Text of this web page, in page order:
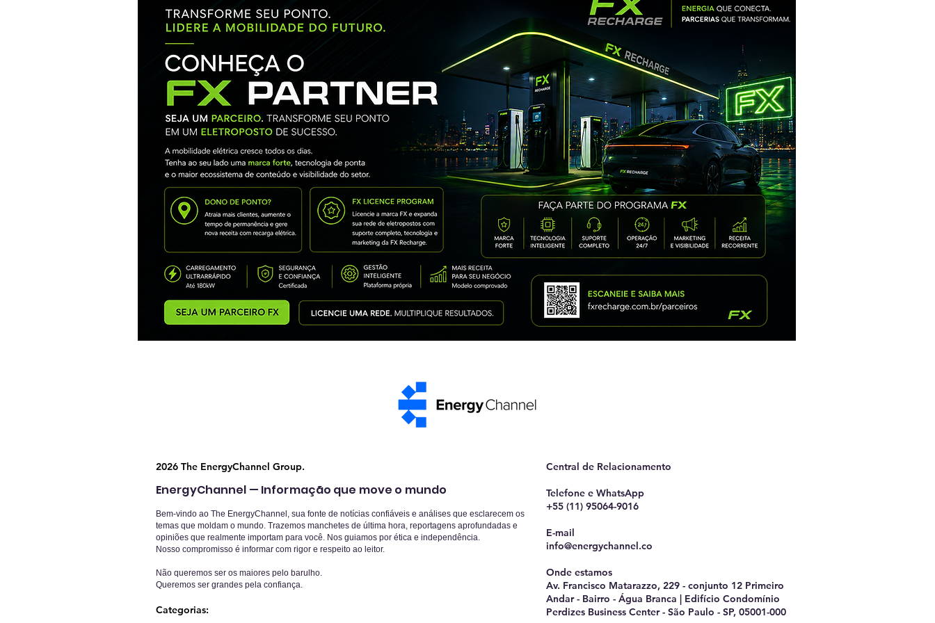
2026 The EnergyChannel Group.
EnergyChannel — Informação que move o mundo
Bem-vindo ao The EnergyChannel, sua fonte de notícias confiáveis e análises que esclarecem os
temas que moldam o mundo. Trazemos manchetes de última hora, reportagens aprofundadas e
opiniões que realmente importam para você. Nos guiamos por ética e independência.
Nosso compromisso é informar com rigor e respeito ao leitor.
Não queremos ser os maiores pelo barulho.
Queremos ser grandes pela confiança.
Categorias:
Central de Relacionamento
Telefone e WhatsApp
+55 (11) 95064-9016
E-mail
info@energychannel.co
Onde estamos
Av. Francisco Matarazzo, 229 - conjunto 12 Primeiro
Andar - Bairro - Água Branca | Edifício Condomínio
Perdizes Business Center - São Paulo - SP, 05001-000